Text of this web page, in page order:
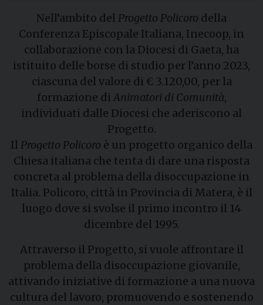
Nell’ambito del Progetto Policoro della
Conferenza Episcopale Italiana, Inecoop, in
collaborazione con la Diocesi di Gaeta, ha
istituito delle borse di studio per l’anno 2023,
ciascuna del valore di € 3.120,00, per la
formazione diAnimatori di Comunità,
individuati dalle Diocesi che aderiscono al
Progetto.
Il Progetto Policoro è un progetto organico della
Chiesa italiana che tenta di dare una risposta
concreta al problema della disoccupazione in
Italia. Policoro, città in Provincia di Matera, è il
luogo dove si svolse il primo incontro il 14
dicembre del 1995.
Attraverso il Progetto, si vuole affrontare il
problema della disoccupazione giovanile,
attivando iniziative di formazione a una nuova
cultura del lavoro, promuovendo e sostenendo